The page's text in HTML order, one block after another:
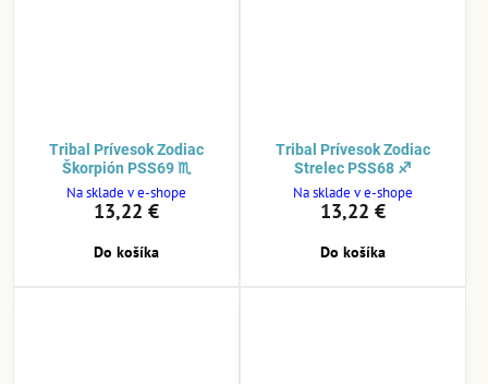
Tribal Prívesok Zodiac
Škorpión PSS69 ♏
Na sklade v e-shope
13,22 €
Do košíka
Tribal Prívesok Zodiac
Strelec PSS68 ♐
Na sklade v e-shope
13,22 €
Do košíka